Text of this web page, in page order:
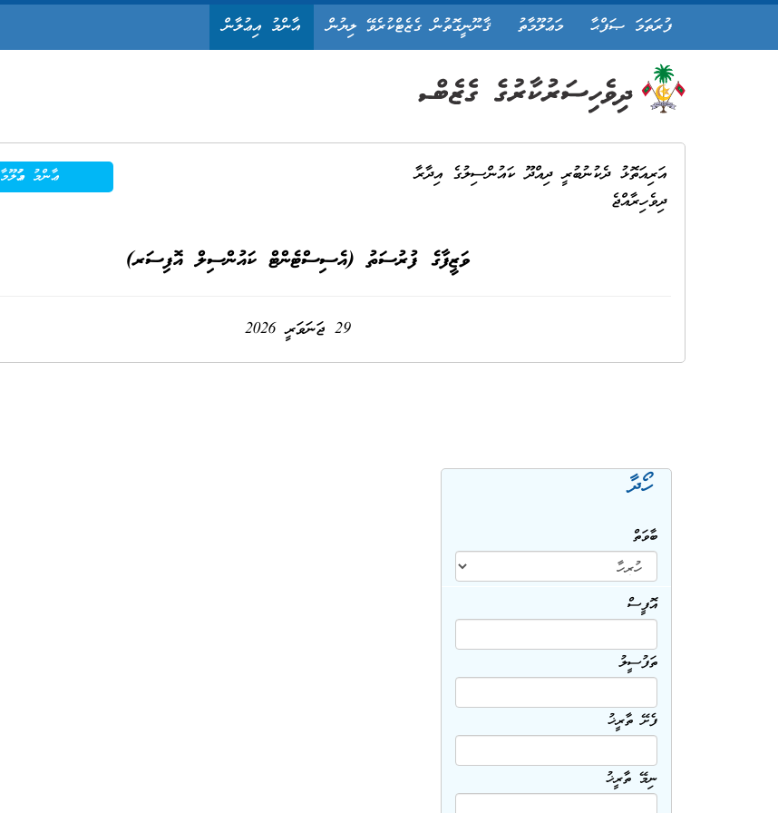
ފުރަތަމަ ޞަފްޙާ މަޢުލޫމާތު ޤާނޫނީގޮތުން ގެޒެޓްކުރެވޭ ލިޔުން އާންމު އިޢުލާން
ޢާންމު
އަރިއަތޮޅު ދެކުނުބުރީ ދިއްދޫ ކައުންސިލުގެ އިދާރާ
ދިވެހިރާއްޖެ
ވަޒީފާގެ ފުރުސަތު (އެސިސްޓެންޓް ކައުންސިލް އޮފިސަރ)
29 ޖަނަވަރީ 2026
ހޯދާ
ބާވަތް
އޮފީސް
ތަފުސީލު
ފެށޭ ތާރީޚު
ނިމޭ ތާރީޚު